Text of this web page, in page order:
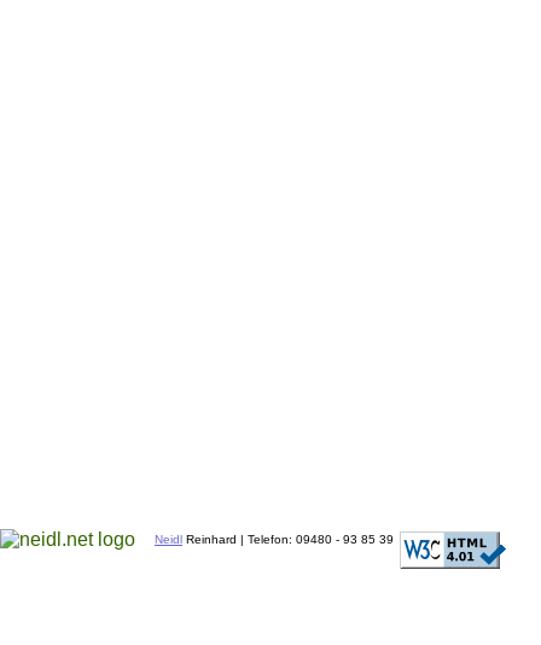
Neidl Reinhard | Telefon: 09480 - 93 85 39